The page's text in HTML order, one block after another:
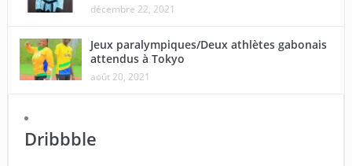
décembre 22, 2021
Jeux paralympiques/Deux athlètes gabonais
attendus à Tokyo
août 20, 2021
Dribbble